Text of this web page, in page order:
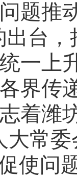
题推
出台
一上
界传
着潍
大常
使问